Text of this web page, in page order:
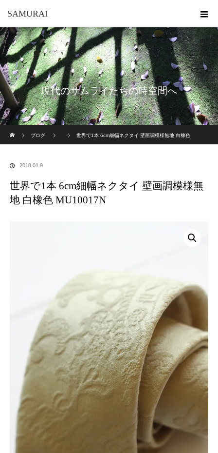
SAMURAI
現代のサムライたちの時空間へ
ブログ
世界で1本 6cm細幅ネクタイ 壁画調模様無地 白橡色
2018.01.9
世界で1本 6cm細幅ネクタイ 壁画調模様無
地 白橡色 MU10017N